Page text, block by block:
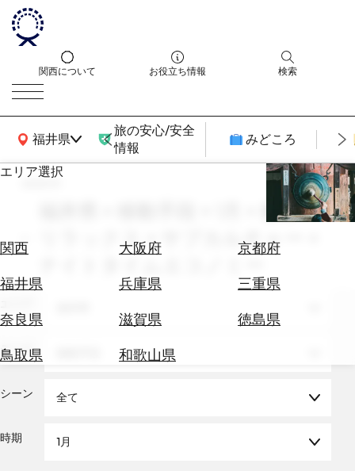
関西について お役立ち情報 検索
福井県
関西広域MAP
旅の安心/安全
情報
みどころ
エリア選択
関西 大阪府
京都府
福井県
兵庫県
三重県
奈良県
滋賀県
徳島県
鳥取県
和歌山県
エ
券
テ
を
search
福井県 × 移動手段 × 1月 × 癒し・
リラックス × サブカルチャー ×
テーマ
シーン 全て
時期 1月